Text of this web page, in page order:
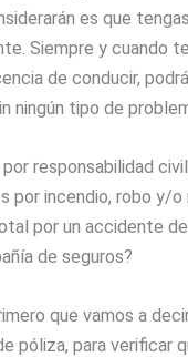
es que
Siempre y cuando
de conducir,
ningún tipo de
responsabilidad
por incendio, robo y/o
por un accidente
de seguros?
que vamos a
póliza, para verificar